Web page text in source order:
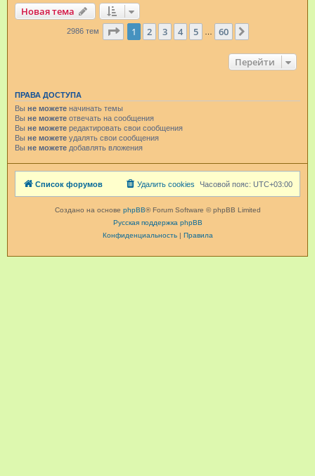
Новая тема
2986 тем Страница из 60
1 2 3 4 5 60
Перейти
ПРАВА ДОСТУПА
Вы не можете начинать темы
Вы не можете отвечать на сообщения
Вы не можете редактировать свои сообщения
Вы не можете удалять свои сообщения
Вы не можете добавлять вложения
Список форумов Часовой пояс: UTC+03:00
Удалить cookies
Создано на основе phpBB® Forum Software © phpBB Limited
Русская поддержка phpBB
Конфиденциальность| Правила